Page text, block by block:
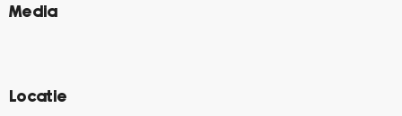
Media
©
©
Locatie